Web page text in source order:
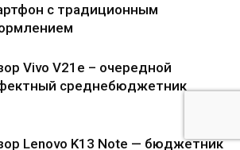
с традиционным
Vivo V21e – очередной
среднебюджетник
Lenovo K13 Note — бюджетник